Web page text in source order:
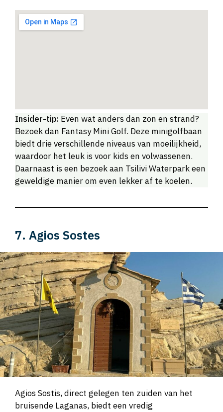
Insider-tip: Even wat anders dan zon en strand?
Bezoek dan Fantasy Mini Golf. Deze minigolfbaan
biedt drie verschillende niveaus van moeilijkheid,
waardoor het leuk is voor kids en volwassenen.
Daarnaast is een bezoek aan Tsilivi Waterpark een
geweldige manier om even lekker af te koelen.
7. Agios Sostes
Agios Sostis, direct gelegen ten zuiden van het
bruisende Laganas, biedt een vredig